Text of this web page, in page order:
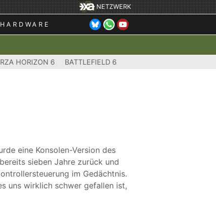
NETZWERK
HARDWARE
HORIZON 6 BATTLEFIELD 6
eine Konsolen-Version des
sieben Jahre zurück und
im Gedächtnis.
uns wirklich schwer gefallen ist,